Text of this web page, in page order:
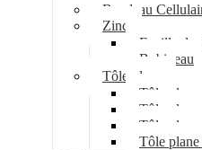
Bandeau
Zinc
Feuille de
Bobineau
Tôle plane
Tôle plane
Tôle
Tôle plane
Tôle